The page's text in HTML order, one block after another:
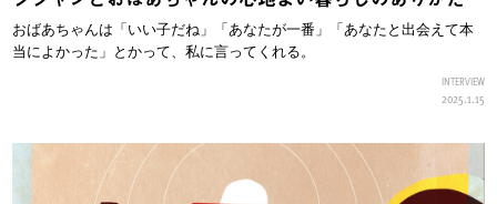
おばあちゃんは「いい子だね」「あなたが一番」「あなたと出会えて本
当によかった」とかって、私に言ってくれる。
INTERVIEW
2025.1.15